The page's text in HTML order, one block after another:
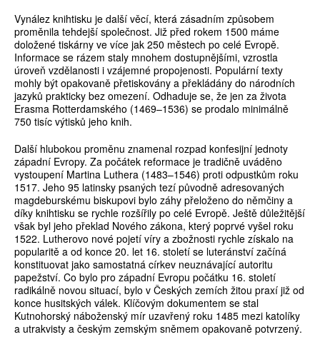
Vynález knihtisku je další věcí, která zásadním způsobem
proměnila tehdejší společnost. Již před rokem 1500 máme
doložené tiskárny ve více jak 250 městech po celé Evropě.
Informace se rázem staly mnohem dostupnějšími, vzrostla
úroveň vzdělanosti i vzájemné propojenosti. Populární texty
mohly být opakovaně přetiskovány a překládány do národních
jazyků prakticky bez omezení. Odhaduje se, že jen za života
Erasma Rotterdamského (1469–1536) se prodalo minimálně
750 tisíc výtisků jeho knih.
Další hlubokou proměnu znamenal rozpad konfesijní jednoty
západní Evropy. Za počátek reformace je tradičně uváděno
vystoupení Martina Luthera (1483–1546) proti odpustkům roku
1517. Jeho 95 latinsky psaných tezí původně adresovaných
magdeburskému biskupovi bylo záhy přeloženo do němčiny a
díky knihtisku se rychle rozšířily po celé Evropě. Ještě důležitější
však byl jeho překlad Nového zákona, který poprvé vyšel roku
1522. Lutherovo nové pojetí víry a zbožnosti rychle získalo na
popularitě a od konce 20. let 16. století se luteránství začíná
konstituovat jako samostatná církev neuznávající autoritu
papežství. Co bylo pro západní Evropu počátku 16. století
radikálně novou situací, bylo v Českých zemích žitou praxí již od
konce husitských válek. Klíčovým dokumentem se stal
Kutnohorský náboženský mír uzavřený roku 1485 mezi katolíky
a utrakvisty a českým zemským sněmem opakovaně potvrzený.